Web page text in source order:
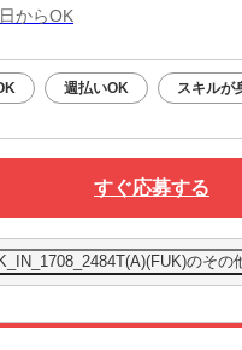
からOK
週払いOK スキルが
すぐ応募する
のその